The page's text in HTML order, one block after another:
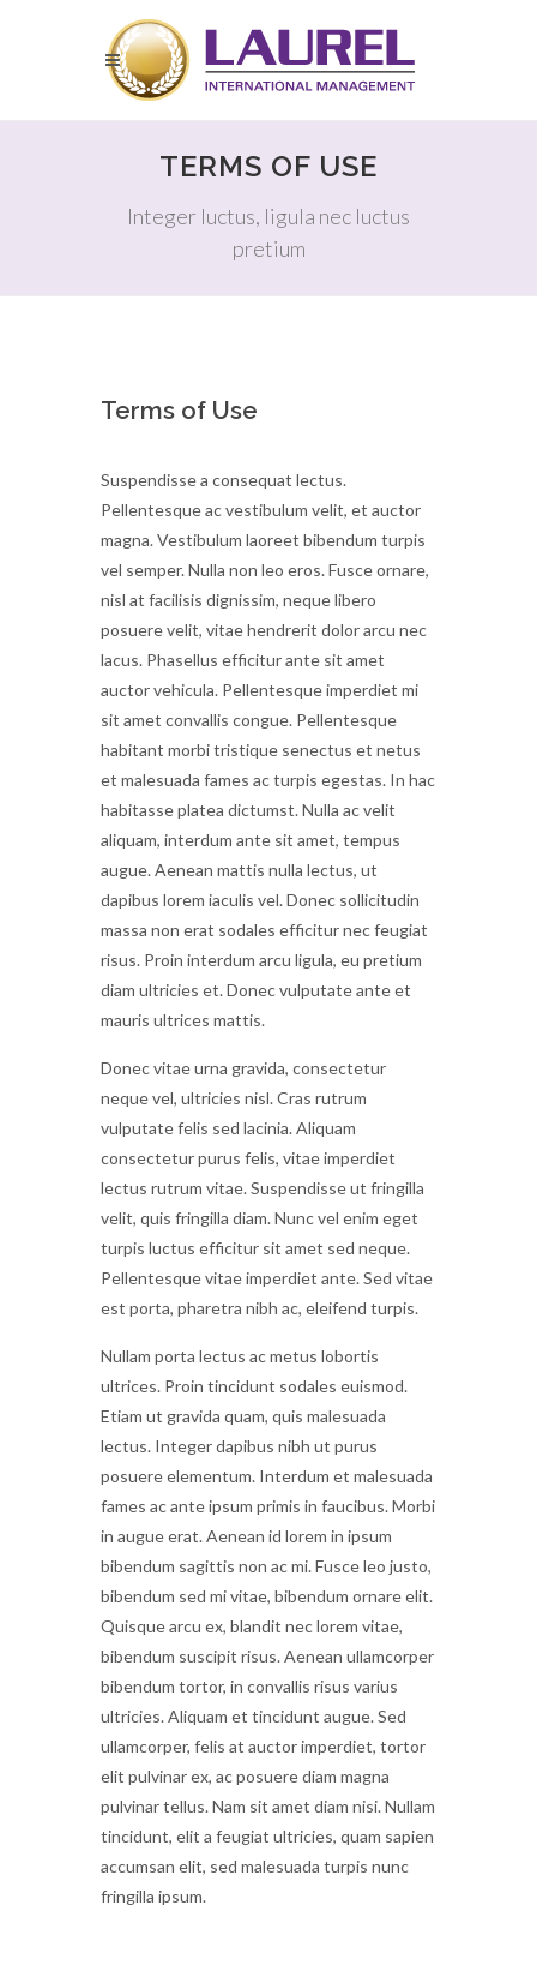
TERMS OF USE
Integer luctus, ligula nec luctus
pretium
Terms of Use
Suspendisse a consequat lectus.
Pellentesque ac vestibulum velit, et auctor
magna. Vestibulum laoreet bibendum turpis
vel semper. Nulla non leo eros. Fusce ornare,
nisl at facilisis dignissim, neque libero
posuere velit, vitae hendrerit dolor arcu nec
lacus. Phasellus efficitur ante sit amet
auctor vehicula. Pellentesque imperdiet mi
sit amet convallis congue. Pellentesque
habitant morbi tristique senectus et netus
et malesuada fames ac turpis egestas. In hac
habitasse platea dictumst. Nulla ac velit
aliquam, interdum ante sit amet, tempus
augue. Aenean mattis nulla lectus, ut
dapibus lorem iaculis vel. Donec sollicitudin
massa non erat sodales efficitur nec feugiat
risus. Proin interdum arcu ligula, eu pretium
diam ultricies et. Donec vulputate ante et
mauris ultrices mattis.
Donec vitae urna gravida, consectetur
neque vel, ultricies nisl. Cras rutrum
vulputate felis sed lacinia. Aliquam
consectetur purus felis, vitae imperdiet
lectus rutrum vitae. Suspendisse ut fringilla
velit, quis fringilla diam. Nunc vel enim eget
turpis luctus efficitur sit amet sed neque.
Pellentesque vitae imperdiet ante. Sed vitae
est porta, pharetra nibh ac, eleifend turpis.
Nullam porta lectus ac metus lobortis
ultrices. Proin tincidunt sodales euismod.
Etiam ut gravida quam, quis malesuada
lectus. Integer dapibus nibh ut purus
posuere elementum. Interdum et malesuada
fames ac ante ipsum primis in faucibus. Morbi
in augue erat. Aenean id lorem in ipsum
bibendum sagittis non ac mi. Fusce leo justo,
bibendum sed mi vitae, bibendum ornare elit.
Quisque arcu ex, blandit nec lorem vitae,
bibendum suscipit risus. Aenean ullamcorper
bibendum tortor, in convallis risus varius
ultricies. Aliquam et tincidunt augue. Sed
ullamcorper, felis at auctor imperdiet, tortor
elit pulvinar ex, ac posuere diam magna
pulvinar tellus. Nam sit amet diam nisi. Nullam
tincidunt, elit a feugiat ultricies, quam sapien
accumsan elit, sed malesuada turpis nunc
fringilla ipsum.